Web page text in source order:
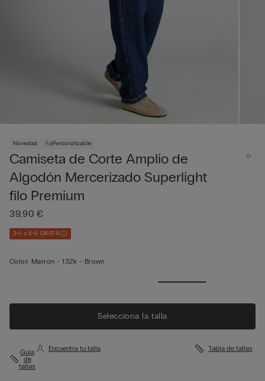
Novedad Personalizable
Camiseta de Corte Amplio de
Algodón Mercerizado Superlight
filo Premium
39,90 €
3+1 o 5+2 GRATIS
Color: Marrón -132k - Brown
Selecciona la talla
Guía
de
tallas
Encuentra tu talla Tabla de tallas